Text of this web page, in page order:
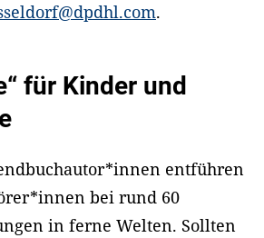
.
für Kinder und
entführen
bei rund 60
in ferne Welten. Sollten